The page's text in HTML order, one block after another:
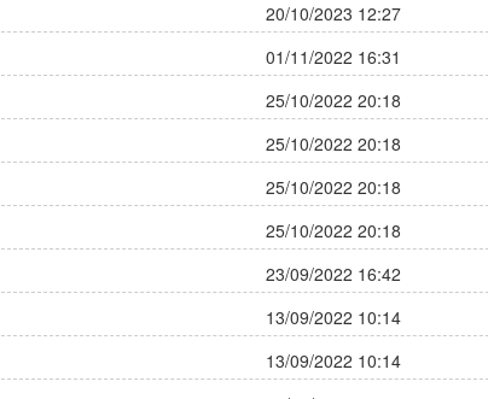
20/10/2023 12:27
01/11/2022 16:31
25/10/2022 20:18
25/10/2022 20:18
25/10/2022 20:18
25/10/2022 20:18
23/09/2022 16:42
13/09/2022 10:14
13/09/2022 10:14